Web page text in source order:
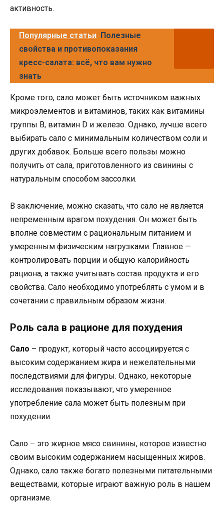
активность.
Популярные статьи Полезные
свойства и противопоказания
кресс-салата: всё, что вам нужно
знать
Кроме того, сало может быть источником важных
микроэлементов и витаминов, таких как витамины
группы B, витамин D и железо. Однако, лучше всего
выбирать сало с минимальным количеством соли и
других добавок. Больше всего пользы можно
получить от сала, приготовленного из свинины с
натуральным способом зассолки.
В заключение, можно сказать, что сало не является
непременным врагом похудения. Он может быть
вполне совместим с рациональным питанием и
умеренным физическим нагрузками. Главное —
контролировать порции и общую калорийность
рациона, а также учитывать состав продукта и его
свойства. Сало необходимо употреблять с умом и в
сочетании с правильным образом жизни.
Роль сала в рационе для похудения
Сало – продукт, который часто ассоциируется с
высоким содержанием жира и нежелательными
последствиями для фигуры. Однако, некоторые
исследования показывают, что умеренное
употребление сала может быть полезным при
похудении.
Сало – это жирное мясо свинины, которое известно
своим высоким содержанием насыщенных жиров.
Однако, сало также богато полезными питательными
веществами, которые играют важную роль в нашем
организме.